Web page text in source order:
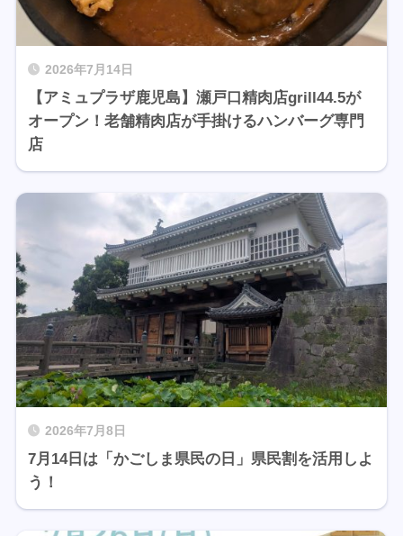
2026年7月14日
【アミュプラザ鹿児島】瀬戸口精肉店grill44.5が
オープン！老舗精肉店が手掛けるハンバーグ専門
店
2026年7月8日
7月14日は「かごしま県民の日」県民割を活用しよ
う！